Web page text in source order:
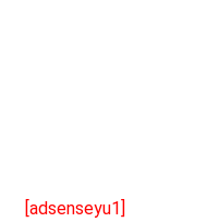
[adsenseyu1]